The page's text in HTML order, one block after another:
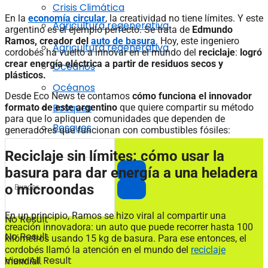
Agricultura regenerativa
Océanos
Bosques
No Result
View All Result
Crisis Climática
Agricultura regenerativa
Océanos
Bosques
No Result
En la economía circular, la creatividad no tiene límites. Y este
argentino es el ejemplo perfecto. Se trata de Edmundo
Ramos, creador del auto de basura. Hoy, este ingeniero
cordobés ha vuelto a innovar en el mundo del reciclaje: logró
crear energía eléctrica a partir de residuos secos y
plásticos.
Desde Eco News te contamos cómo funciona el innovador
formato de este argentino que quiere compartir su método
para que lo apliquen comunidades que dependen de
generadores que funcionan con combustibles fósiles:
Reciclaje sin límites: cómo usar la
basura para dar energía a una heladera
o microondas
En un principio, Ramos se hizo viral al compartir una
creación innovadora: un auto que puede recorrer hasta 100
kilómetros usando 15 kg de basura. Para ese entonces, el
cordobés llamó la atención en el mundo del reciclaje
mundial.